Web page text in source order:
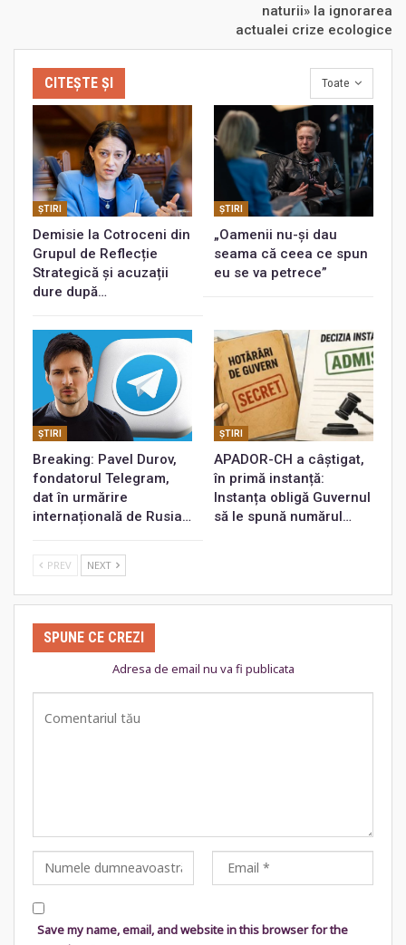
naturii» la ignorarea
actualei crize ecologice
Toate
CITEȘTE ȘI
ŞTIRI
Demisie la Cotroceni din
Grupul de Reflecție
Strategică și acuzații
dure după…
ŞTIRI
„Oamenii nu-și dau
seama că ceea ce spun
eu se va petrece”
ŞTIRI
Breaking: Pavel Durov,
fondatorul Telegram,
dat în urmărire
internațională de Rusia…
ŞTIRI
APADOR-CH a câștigat,
în primă instanță:
Instanța obligă Guvernul
să le spună numărul…
PREV NEXT
SPUNE CE CREZI
Adresa de email nu va fi publicata
Save my name, email, and website in this browser for the